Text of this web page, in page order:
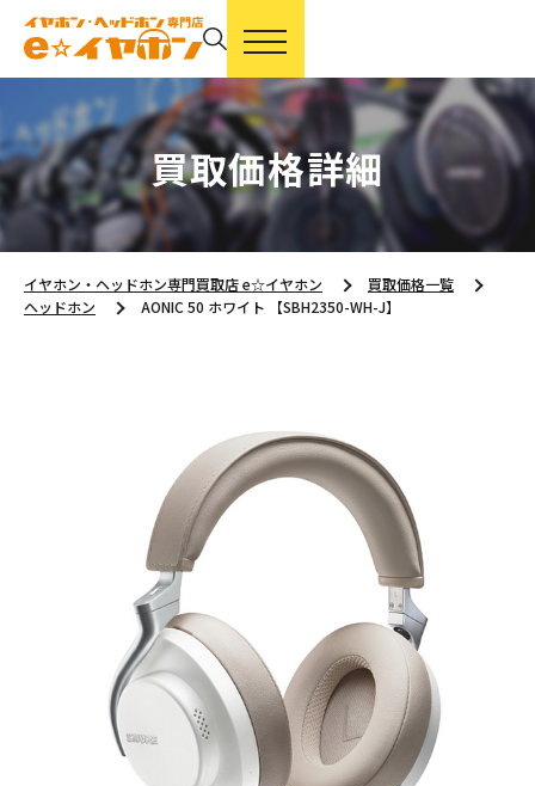
買取価格詳細
イヤホン・ヘッドホン専門買取店 e☆イヤホン
買取価格一覧
ヘッドホン
AONIC 50 ホワイト 【SBH2350-WH-J】